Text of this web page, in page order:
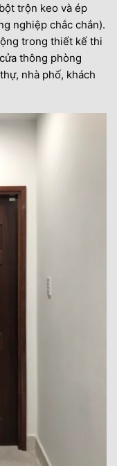
trộn keo và ép
nghiệp chắc chắn).
trong thiết kế thi
thông phòng
nhà phố, khách